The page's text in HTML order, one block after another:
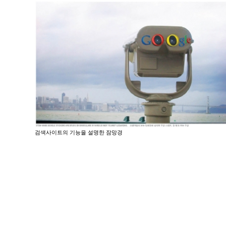
검색사이트의 기능을 설명한 잠망경